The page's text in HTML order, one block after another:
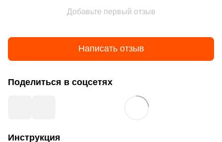
Добавьте первый отзыв
Написать отзыв
Поделиться в соцсетях
Инструкция